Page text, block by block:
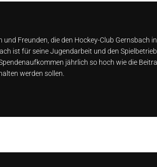
Freunden, die den Hockey-Club
ist für seine Jugendarbeit und den
jährlich so hoch wie die
werden sollen.